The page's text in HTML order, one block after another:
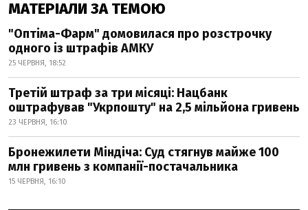
МАТЕРІАЛИ ЗА ТЕМОЮ
"Оптіма-Фарм" домовилася про розстрочку
одного із штрафів АМКУ
25 ЧЕРВНЯ, 18:52
Третій штраф за три місяці: Нацбанк
оштрафував "Укрпошту" на 2,5 мільйона гривень
23 ЧЕРВНЯ, 16:10
Бронежилети Міндіча: Суд стягнув майже 100
млн гривень з компанії-постачальника
15 ЧЕРВНЯ, 16:10